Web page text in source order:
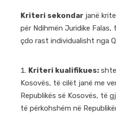
Kriteri sekondar janë
për Ndihmën Juridike
çdo rast individualisht nga
Kriteri kualifikues:
Kosovës, të cilët janë me
Republikës së Kosovës, të
të përkohshëm në